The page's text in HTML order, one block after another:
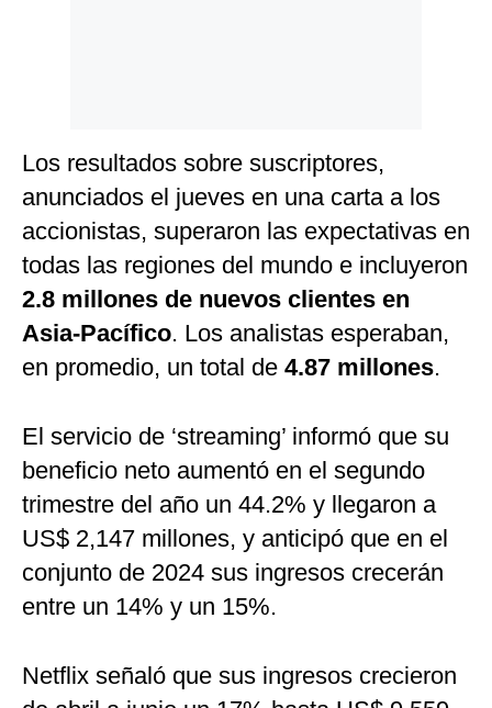
Los resultados sobre suscriptores,
anunciados el jueves en una carta a los
accionistas, superaron las expectativas en
todas las regiones del mundo e incluyeron
2.8 millones de nuevos clientes en
Asia-Pacífico. Los analistas esperaban,
en promedio, un total de 4.87 millones.
El servicio de ‘streaming’ informó que su
beneficio neto aumentó en el segundo
trimestre del año un 44.2% y llegaron a
US$ 2,147 millones, y anticipó que en el
conjunto de 2024 sus ingresos crecerán
entre un 14% y un 15%.
Netflix señaló que sus ingresos crecieron